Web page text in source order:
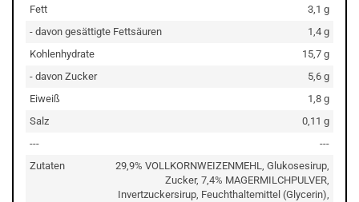
Fett
3,1 g
- davon gesättigte Fettsäuren
1,4 g
Kohlenhydrate
15,7 g
- davon Zucker
5,6 g
Eiweiß
1,8 g
Salz
0,11 g
---
---
Zutaten
29,9% VOLLKORNWEIZENMEHL, Glukosesirup,
Zucker, 7,4% MAGERMILCHPULVER,
Invertzuckersirup, Feuchthaltemittel (Glycerin),